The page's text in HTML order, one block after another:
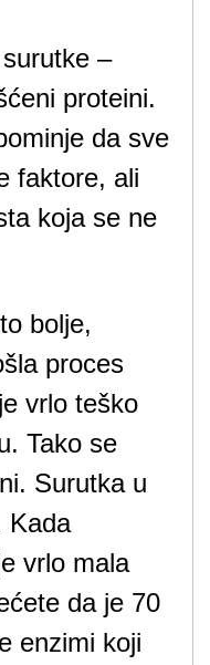
–
proteini.
da sve
faktore, ali
koja se ne
bolje,
proces
vrlo teško
Tako se
Surutka u
Kada
vrlo mala
da je 70
enzimi koji